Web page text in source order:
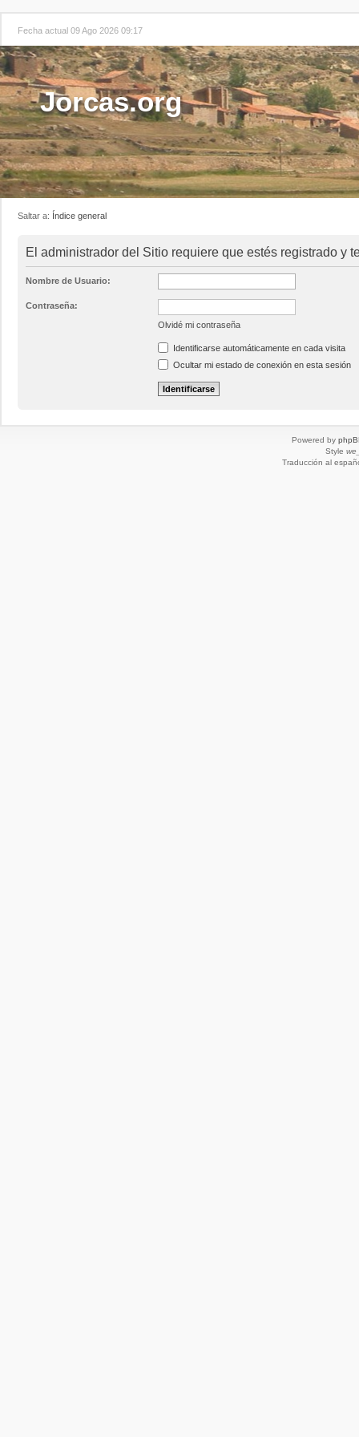
Fecha actual 09 Ago 2026 09:17
Jorcas.org
Saltar a: Índice general
El administrador del Sitio requiere que estés registrado y
Nombre de Usuario:
Contraseña:
Olvidé mi contraseña
Identificarse automáticamente en cada visita
Ocultar mi estado de conexión en esta sesión
Powered by
Style
Traducción al